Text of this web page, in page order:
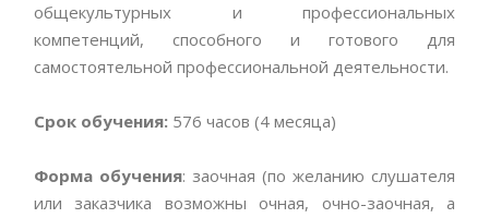
общекультурных и профессиональных
компетенций, способного и готового для
самостоятельной профессиональной деятельности.
Срок обучения: 576 часов (4 месяца)
Форма обучения: заочная (по желанию слушателя
или заказчика возможны очная, очно-заочная, а